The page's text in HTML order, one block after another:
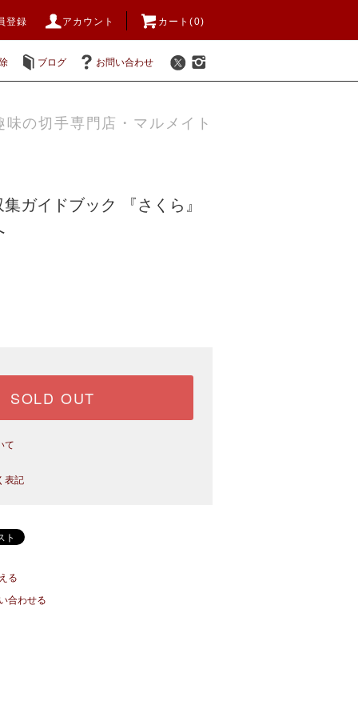
登録 アカウント カート(0)
ブログ お問い合わせ
味の切手専門店・マルメイト
ガイドブック 『さくら』
SOLD OUT
て
表記
る
合わせる